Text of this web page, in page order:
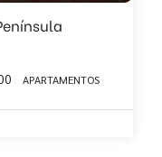
APARTAMENTOS